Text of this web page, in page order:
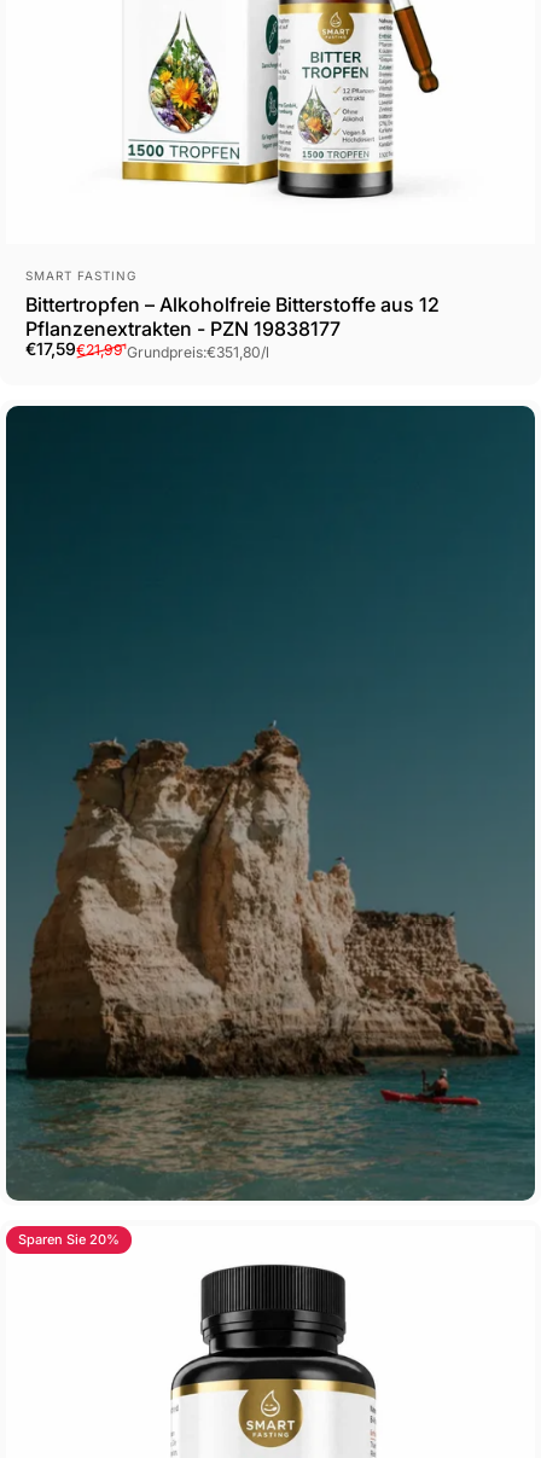
Anbieter:
SMART FASTING
Bittertropfen – Alkoholfreie Bitterstoffe aus 12
Pflanzenextrakten - PZN 19838177
Verkaufspreis
€17,59
Normaler Preis
€21,99¹Grundpreis
Grundpreis:€351,80/l
4.0
Sparen Sie 20%